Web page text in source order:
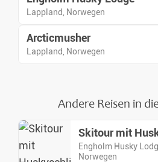
Lappland, Norwegen
Arcticmusher
Lappland, Norwegen
Andere Reisen in
Skitour mit
Engholm Husky
Norwegen